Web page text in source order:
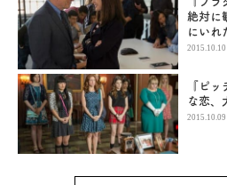
絶対に
にいれ
ーン』
2015.10.10
『ピ
な恋、
2015.10.09